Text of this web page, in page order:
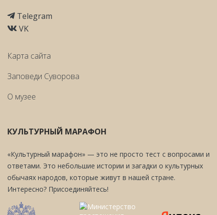
Telegram
VK
Карта сайта
Заповеди Cуворова
О музее
КУЛЬТУРНЫЙ МАРАФОН
«Культурный марафон» — это не просто тест с вопросами и
ответами. Это небольшие истории и загадки о культурных
обычаях народов, которые живут в нашей стране.
Интересно? Присоединяйтесь!